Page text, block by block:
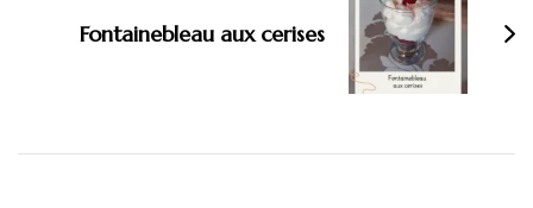
Fontainebleau aux cerises